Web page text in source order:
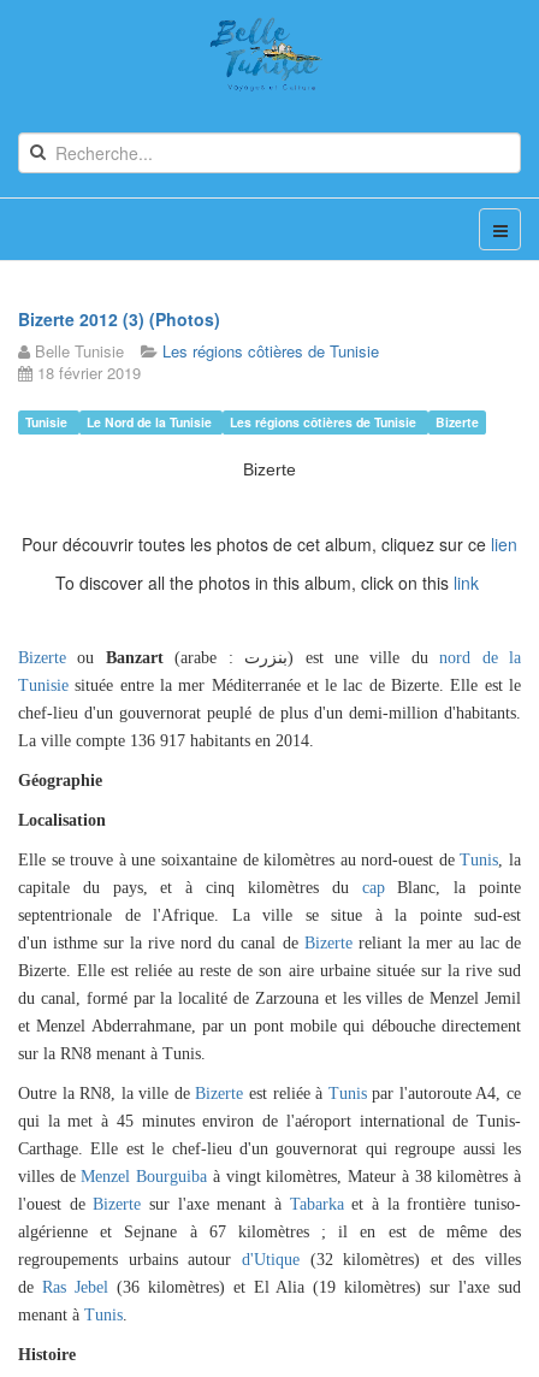
Bizerte 2012 (3) (Photos)
Belle Tunisie
Les régions côtières de Tunisie
18 février 2019
Tunisie Le Nord de la Tunisie Les régions côtières de Tunisie Bizerte
Bizerte
Pour découvrir toutes les photos de cet album, cliquez sur ce lien
To discover all the photos in this album, click on this link
Bizerte ou Banzart(arabe : بنزرت) est une ville dunord de la
Tunisie située entre la mer Méditerranée et le lac de Bizerte. Elle est le
chef-lieu d'un gouvernorat peuplé de plus d'un demi-million d'habitants.
La ville compte 136 917 habitants en 2014.
Géographie
Localisation
Elle se trouve à une soixantaine de kilomètres au nord-ouest deTunis,la
capitale du pays, et à cinq kilomètres du capBlanc, la pointe
septentrionale de l'Afrique. La ville se situe à la pointe sud-est
d'unisthme sur la rive nord du canal de Bizertereliant la mer au lac de
Bizerte. Elle est reliée au reste de son aire urbaine située sur la rive sud
du canal, formé par la localité de Zarzounaet les villes de Menzel Jemil
et Menzel Abderrahmane, par un pont mobile qui débouche directement
sur la RN8 menant à Tunis.
Outre la RN8, la ville deBizerte est reliée à Tunispar l'autoroute A4, ce
qui la met à 45 minutes environ de l'aéroport international de Tunis-
Carthage. Elle est le chef-lieu d'un gouvernorat qui regroupe aussi les
villes deMenzel Bourguiba à vingt kilomètres,Mateur à 38 kilomètres à
l'ouest deBizerte sur l'axe menant à Tabarkaet à la frontière tuniso-
algérienne et Sejnane à 67 kilomètres ; il en est de même des
regroupements urbains autour d'Utique(32 kilomètres) et des villes
de Ras Jebel(36 kilomètres) et El Alia (19 kilomètres) sur l'axe sud
menant à Tunis.
Histoire